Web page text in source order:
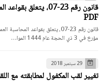
قانون رقم 23-07،
PDF
مؤرخ في 3 ذي الحجة عام 1444 الموا…
29 سبتمبر 2018
تغيير لقب المكفول لمطابقته مع